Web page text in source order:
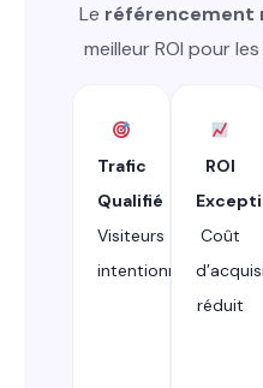
Le référencement
meilleur ROI pour
Trafic
Qualifié
Visiteurs
intentionnistes
ROI
Coût
réduit